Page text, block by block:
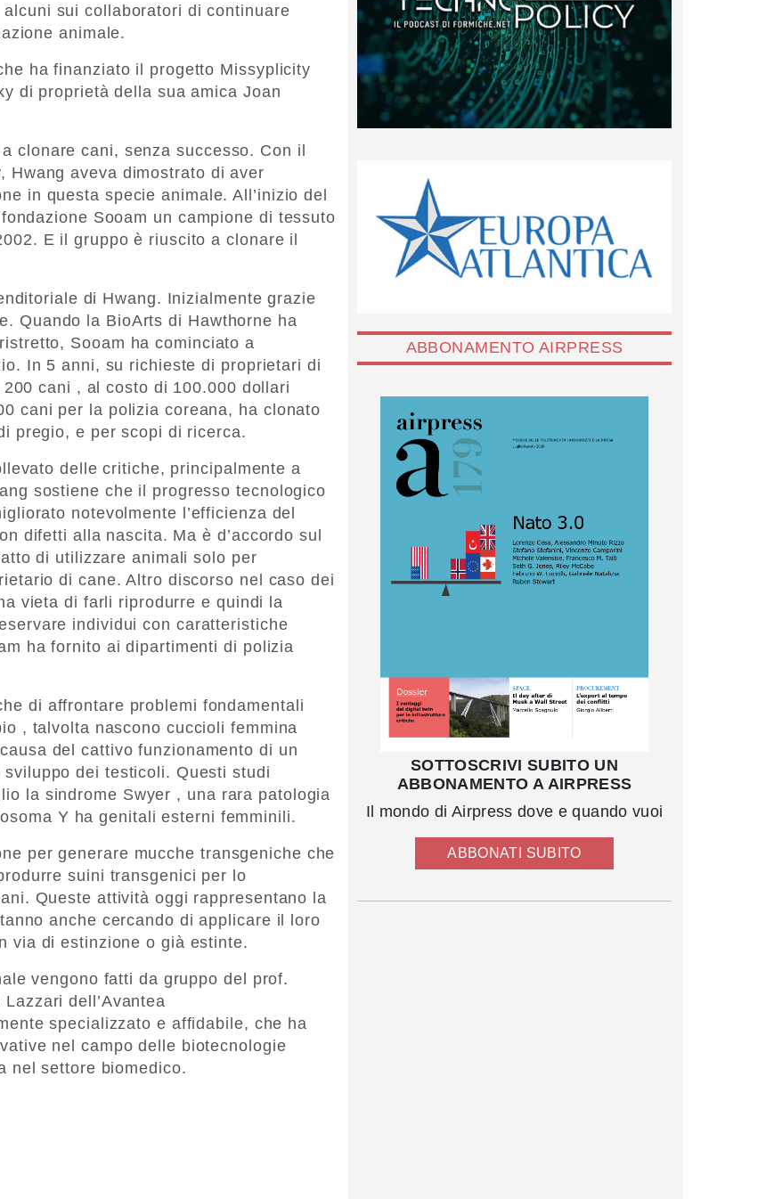
sui collaboratori di continuare
animale.
ha finanziato il progetto Missyplicity
di proprietà della sua amica Joan
clonare cani, senza successo. Con il
Hwang aveva dimostrato di aver
in questa specie animale. All’inizio del
Sooam un campione di tessuto
E il gruppo è riuscito a clonare il
di Hwang. Inizialmente grazie
Quando la BioArts di Hawthorne ha
Sooam ha cominciato a
In 5 anni, su richieste di proprietari di
cani , al costo di 100.000 dollari
cani per la polizia coreana, ha clonato
pregio, e per scopi di ricerca.
delle critiche, principalmente a
sostiene che il progresso tecnologico
notevolmente l’efficienza del
difetti alla nascita. Ma è d’accordo sul
di utilizzare animali solo per
di cane. Altro discorso nel caso dei
vieta di farli riprodurre e quindi la
individui con caratteristiche
ha fornito ai dipartimenti di polizia
di affrontare problemi fondamentali
, talvolta nascono cuccioli femmina
del cattivo funzionamento di un
dei testicoli. Questi studi
la sindrome Swyer , una rara patologia
Y ha genitali esterni femminili.
per generare mucche transgeniche che
suini transgenici per lo
Queste attività oggi rappresentano la
anche cercando di applicare il loro
via di estinzione o già estinte.
vengono fatti da gruppo del prof.
dell’Avantea
specializzato e affidabile, che ha
nel campo delle biotecnologie
nel settore biomedico.
ABBONAMENTO AIRPRESS
SOTTOSCRIVI SUBITO UN
ABBONAMENTO A AIRPRESS
Il mondo di Airpress dove e quando vuoi
ABBONATI SUBITO